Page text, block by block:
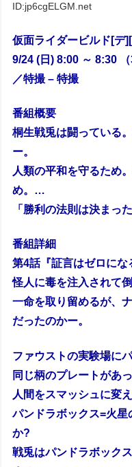
ID:jp6cgELGM.net
仮面ライダービルド[デ
9/24 (日) 8:00 ～ 8:30
／特撮 – 特撮
番組概要
桐生戦兎は闘っている
ー。
人類の平和を守るため
め。…
「勝利の法則は決まっ
番組詳細
第4話『証言はゼロに
怪人に毒を注入されて倒
一命を取り留めるが、
だったのかー。
ファウストの実験場に
同じ柄のプレートがあ
人間をスマッシュに変
パンドラボックス=火
か?
戦兎はパンドラボック